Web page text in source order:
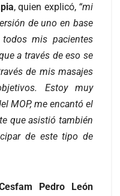
, quien explicó, “mi
de uno en base
mis pacientes
a través de eso se
de mis masajes
Estoy muy
MOP, me encantó el
que asistió también
de este tipo de
Pedro León